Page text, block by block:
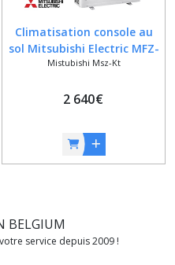
Climatisation console au
sol Mitsubishi Electric MFZ-
KT35VG + SUZ-M35VA
Mistubishi Msz-Kt
2 640€
BELGIUM
service depuis 2009 !